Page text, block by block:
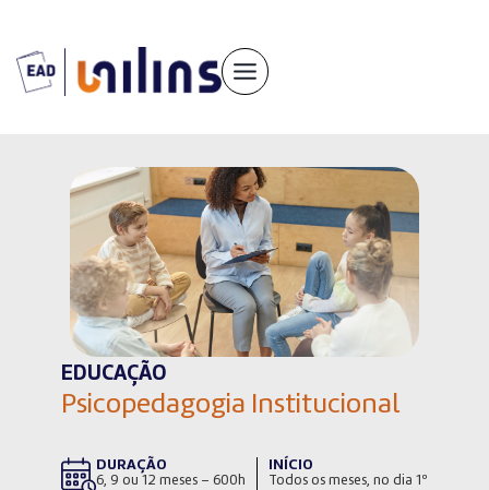
conteúdo
EDUCAÇÃO
Psicopedagogia Institucional
DURAÇÃO
6, 9 ou 12 meses – 600h
INÍCIO
Todos os meses, no dia 1º